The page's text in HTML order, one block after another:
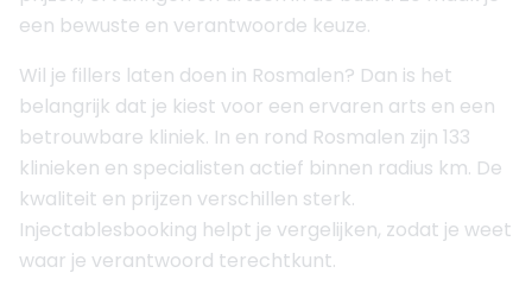
een bewuste en verantwoorde keuze.
Wil je fillers laten doen in Rosmalen? Dan is het
belangrijk dat je kiest voor een ervaren arts en een
betrouwbare kliniek. In en rond Rosmalen zijn 133
klinieken en specialisten actief binnen radius km. De
kwaliteit en prijzen verschillen sterk.
Injectablesbooking helpt je vergelijken, zodat je weet
waar je verantwoord terechtkunt.